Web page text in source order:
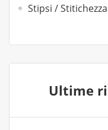
Stipsi / Stitichezza
Ultime